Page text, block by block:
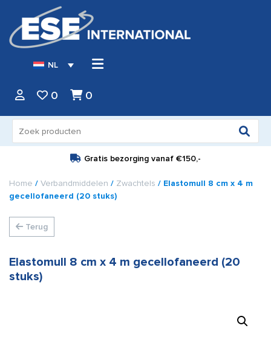
NL
0 0
naar:
Gratis bezorging vanaf €150,-
Home / Verbandmiddelen / Zwachtels / Elastomull 8 cm x 4 m
gecellofaneerd (20 stuks)
Terug
Elastomull 8 cm x 4 m gecellofaneerd (20
stuks)